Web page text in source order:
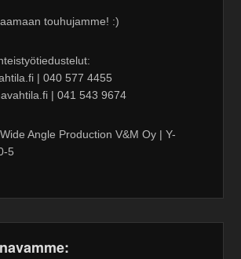
touhujamme! :)
| 040 577 4455
| 041 543 9674
Angle Production V&M Oy | Y-
5